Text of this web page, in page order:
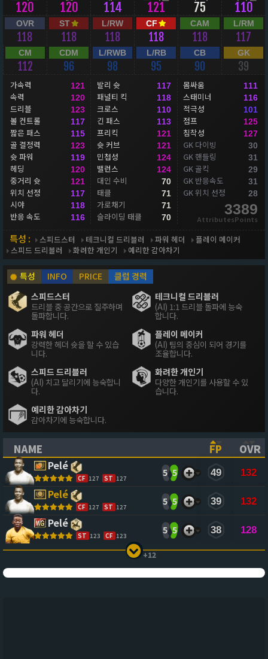
120 120 114 121 75 110
OVR
118
ST
118
L/RW
118
CF
118
CAM
118
L/RM
117
CM
112
CDM
96
L/RWB
98
L/RB
95
CB
90
GK
39
가속력 121
속력 120
드리블 123
볼 컨트롤 117
짧은 패스 115
골 결정력 123
슛 파워 119
헤딩 120
중거리 슛 121
위치 선정 117
시야 118
반응 속도 116
발리 슛 117
패널티 킥 118
크로스 110
긴 패스 113
프리킥 121
슛 커브 121
민첩성 124
밸런스 124
대인 수비 70
태클 71
가로채기 71
슬라이딩 태클 70
몸싸움 111
스태미너 116
적극성 101
점프 125
침착성 127
GK 다이빙 30
GK 핸들링 31
GK 골킥 29
GK 반응속도 31
GK 위치 선정 28
3389
AttributesPoints
특성 : 스피드스터 테크니컬 드리블러 파워 헤더
플레이 메이커
스피드 드리블러
화려한 개인기 예리한 감아차기
특성 INFO PRICE
클럽 경력
스피드스터
드리블 중 공간으로 질주하며
돌파합니다.
테크니컬 드리블러
(AI) 1:1 드리블 돌파에 능숙
합니다.
파워 헤더
강력한 헤더 슛을 할 수 있습
니다.
플레이 메이커
(AI) 팀의 중심이 되어 경기를
조율합니다.
스피드 드리블러
(AI) 치고 달리기에 능숙합니
다.
화려한 개인기
다양한 개인기를 사용할 수 있
습니다.
예리한 감아차기
감아차기에 능숙합니다.
NAME
(CLICK TO SORT ASCENDING)
FP
OVR
Pelé
CF 127 ST 127
5 5 49 132
Pelé
CF 127 ST 127
5 5 39 132
Pelé
ST 123 CF 123
5 5 38 128
+12